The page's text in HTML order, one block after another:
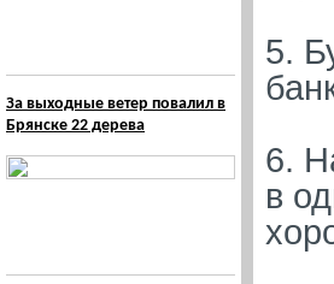
За выходные ветер повалил в
Брянске 22 дерева
5.
6.
в